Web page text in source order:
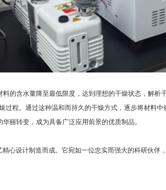
的含水量降至最低限度，达到理想的干燥状态，解
程。通过这种温和而持久的干燥方式，逐步将材料
丽转变，成为具备广泛应用前景的优质制品。
心设计制造而成。它宛如一位忠实而强大的科研伙